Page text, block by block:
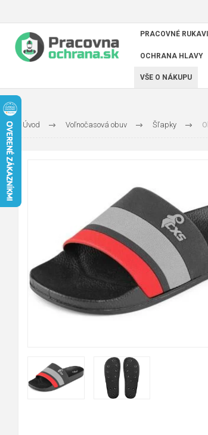
PRACOVNÉ
OCHRANA HLAVY
VŠE O NÁKUPU
Úvod Voľnočasová obuv Šľapky